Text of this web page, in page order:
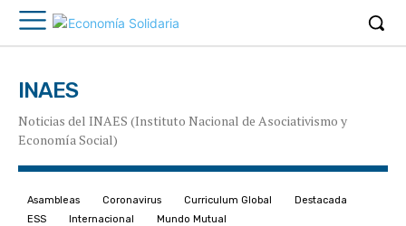
INAES
Noticias del INAES (Instituto Nacional de Asociativismo y
Economía Social)
Asambleas Coronavirus Curriculum Global
Destacada
ESS
Internacional
Mundo Mutual